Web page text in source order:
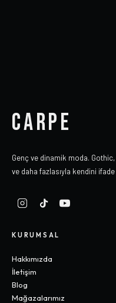
CARPE
Genç ve dinamik moda. Gothic,
ve daha fazlasıyla kendini ifade
KURUMSAL
Hakkımızda
İletişim
Blog
Mağazalarımız